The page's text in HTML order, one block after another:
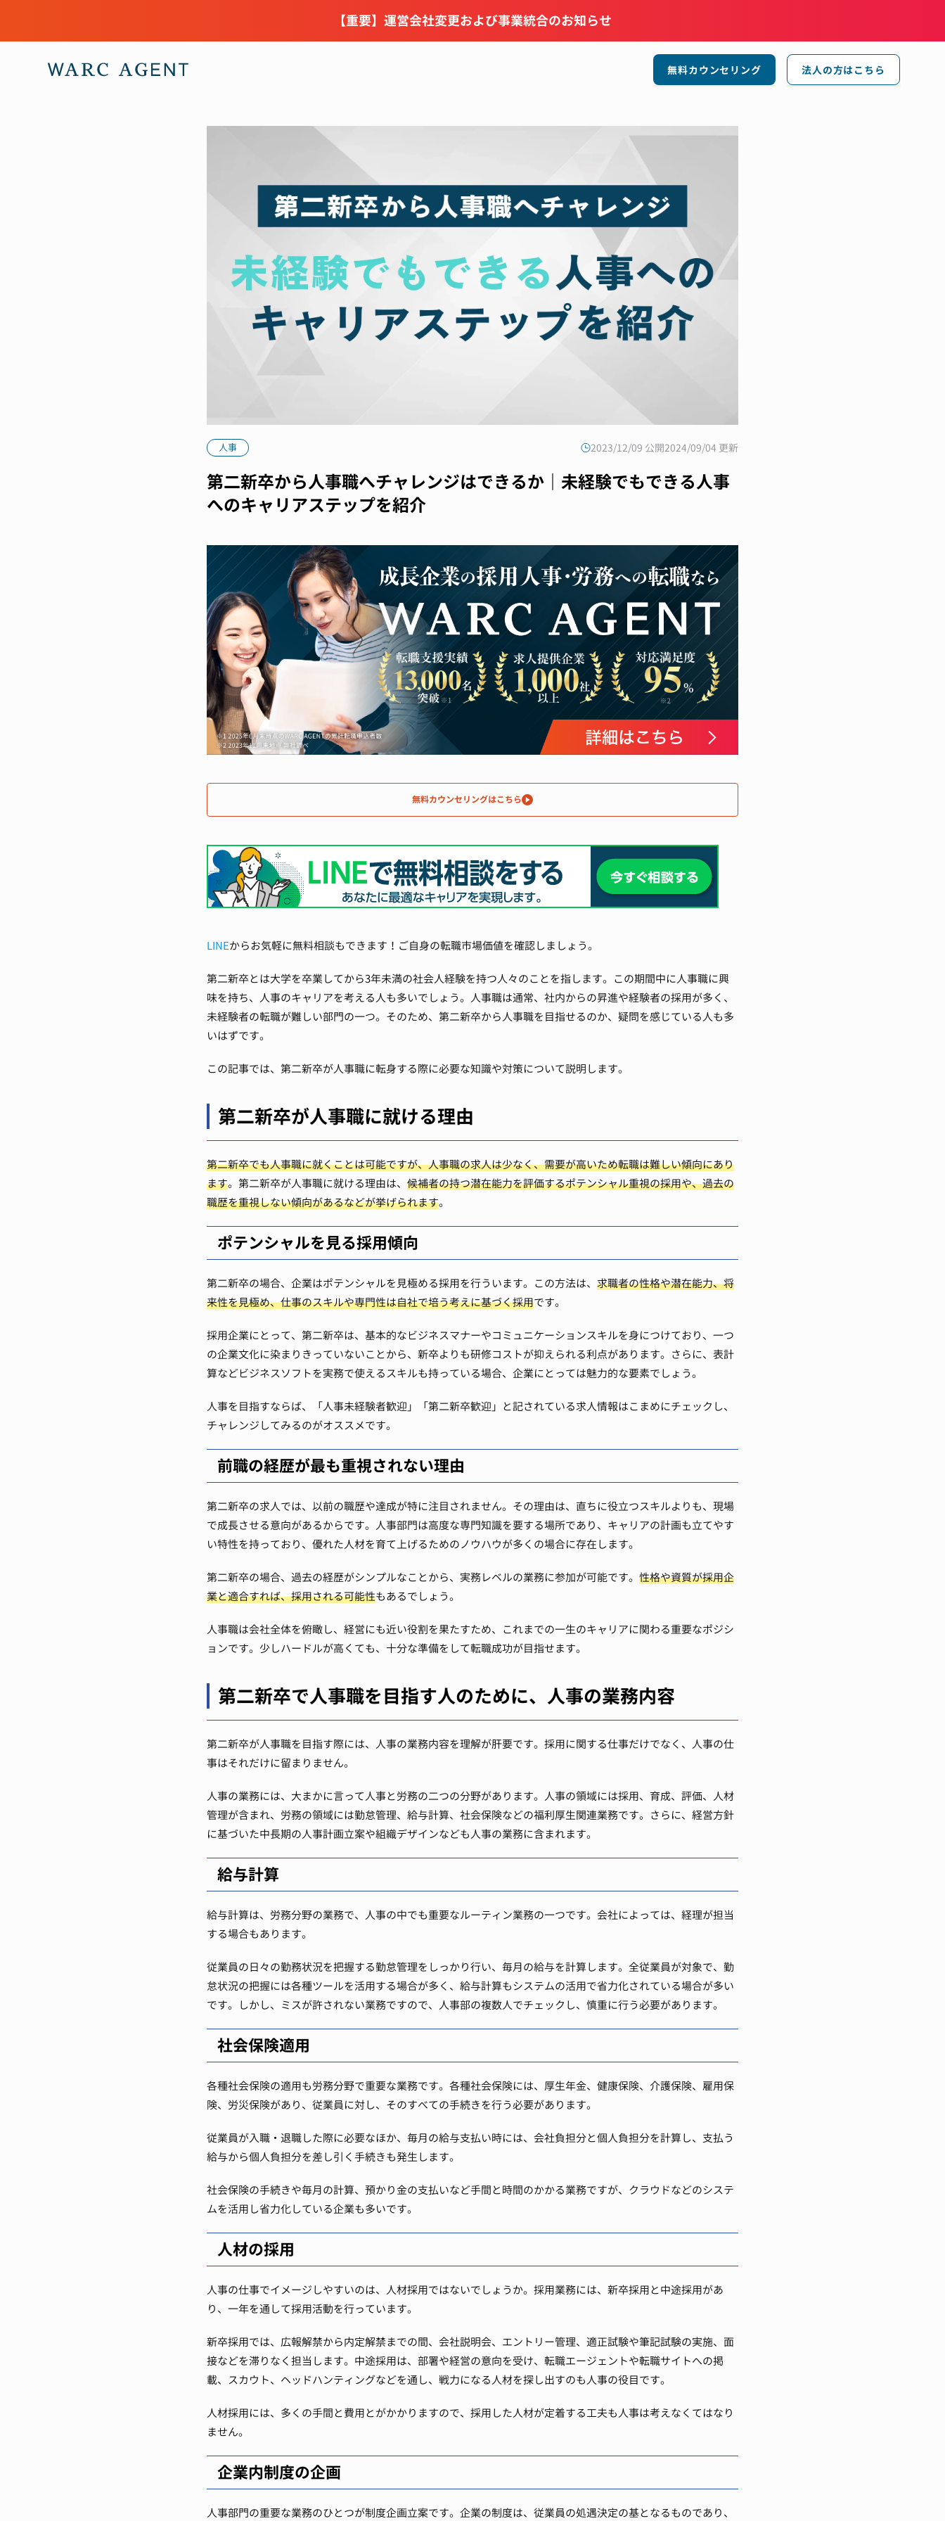
【重要】運営会社変更および事業統合のお知らせ
無料カウンセリング 法人の方はこちら
人事 2023/12/09 公開2024/09/04 更新
第二新卒から人事職へチャレンジはできるか｜未経験でもできる人事
へのキャリアステップを紹介
無料カウンセリングはこちら
LINEからお気軽に無料相談もできます！ご自身の転職市場価値を確認しましょう。
第二新卒とは大学を卒業してから3年未満の社会人経験を持つ人々のことを指します。この期間中に人事職に興
味を持ち、人事のキャリアを考える人も多いでしょう。人事職は通常、社内からの昇進や経験者の採用が多く、
未経験者の転職が難しい部門の一つ。そのため、第二新卒から人事職を目指せるのか、疑問を感じている人も多
いはずです。
この記事では、第二新卒が人事職に転身する際に必要な知識や対策について説明します。
第二新卒が人事職に就ける理由
第二新卒でも人事職に就くことは可能ですが、人事職の求人は少なく、需要が高いため転職は難しい傾向にあり
ます。第二新卒が人事職に就ける理由は、 候補者の持つ潜在能力を評価するポテンシャル重視の採用や、過去の
職歴を重視しない傾向があるなどが挙げられます。
ポテンシャルを見る採用傾向
第二新卒の場合、企業はポテンシャルを見極める採用を行ういます。この方法は、 求職者の性格や潜在能力、将
来性を見極め、仕事のスキルや専門性は自社で培う考えに基づく採用です。
採用企業にとって、第二新卒は、基本的なビジネスマナーやコミュニケーションスキルを身につけており、一つ
の企業文化に染まりきっていないことから、新卒よりも研修コストが抑えられる利点があります。さらに、表計
算などビジネスソフトを実務で使えるスキルも持っている場合、企業にとっては魅力的な要素でしょう。
人事を目指すならば、「人事未経験者歓迎」「第二新卒歓迎」と記されている求人情報はこまめにチェックし、
チャレンジしてみるのがオススメです。
前職の経歴が最も重視されない理由
第二新卒の求人では、以前の職歴や達成が特に注目されません。その理由は、直ちに役立つスキルよりも、現場
で成長させる意向があるからです。人事部門は高度な専門知識を要する場所であり、キャリアの計画も立てやす
い特性を持っており、優れた人材を育て上げるためのノウハウが多くの場合に存在します。
第二新卒の場合、過去の経歴がシンプルなことから、実務レベルの業務に参加が可能です。 性格や資質が採用企
業と適合すれば、採用される可能性もあるでしょう。
人事職は会社全体を俯瞰し、経営にも近い役割を果たすため、これまでの一生のキャリアに関わる重要なポジシ
ョンです。少しハードルが高くても、十分な準備をして転職成功が目指せます。
第二新卒で人事職を目指す人のために、人事の業務内容
第二新卒が人事職を目指す際には、人事の業務内容を理解が肝要です。採用に関する仕事だけでなく、人事の仕
事はそれだけに留まりません。
人事の業務には、大まかに言って人事と労務の二つの分野があります。人事の領域には採用、育成、評価、人材
管理が含まれ、労務の領域には勤怠管理、給与計算、社会保険などの福利厚生関連業務です。さらに、経営方針
に基づいた中長期の人事計画立案や組織デザインなども人事の業務に含まれます。
給与計算
給与計算は、労務分野の業務で、人事の中でも重要なルーティン業務の一つです。会社によっては、経理が担当
する場合もあります。
従業員の日々の勤務状況を把握する勤怠管理をしっかり行い、毎月の給与を計算します。全従業員が対象で、勤
怠状況の把握には各種ツールを活用する場合が多く、給与計算もシステムの活用で省力化されている場合が多い
です。しかし、ミスが許されない業務ですので、人事部の複数人でチェックし、慎重に行う必要があります。
社会保険適用
各種社会保険の適用も労務分野で重要な業務です。各種社会保険には、厚生年金、健康保険、介護保険、雇用保
険、労災保険があり、従業員に対し、そのすべての手続きを行う必要があります。
従業員が入職・退職した際に必要なほか、毎月の給与支払い時には、会社負担分と個人負担分を計算し、支払う
給与から個人負担分を差し引く手続きも発生します。
社会保険の手続きや毎月の計算、預かり金の支払いなど手間と時間のかかる業務ですが、クラウドなどのシステ
ムを活用し省力化している企業も多いです。
人材の採用
人事の仕事でイメージしやすいのは、人材採用ではないでしょうか。採用業務には、新卒採用と中途採用があ
り、一年を通して採用活動を行っています。
新卒採用では、広報解禁から内定解禁までの間、会社説明会、エントリー管理、適正試験や筆記試験の実施、面
接などを滞りなく担当します。中途採用は、部署や経営の意向を受け、転職エージェントや転職サイトへの掲
載、スカウト、ヘッドハンティングなどを通し、戦力になる人材を探し出すのも人事の役目です。
人材採用には、多くの手間と費用とがかかりますので、採用した人材が定着する工夫も人事は考えなくてはなり
ません。
企業内制度の企画
人事部門の重要な業務のひとつが制度企画立案です。企業の制度は、従業員の処遇決定の基となるものであり、